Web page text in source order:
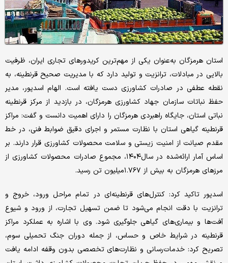
استان هرمزگان به‌عنوان یکی از مهم‌ترین کریدورهای تجاری ایران، ظرفیت
بالایی در مبادلات، ترانزیت و تولید دارد که با مدیریت صحیح قرنطینه، به
نقطه عطفی در صادرات کشاورزی دست یافته است. الهام اسدپور، مدیر
حفظ نباتات سازمان جهاد کشاورزی هرمزگان، در بازدید از مرکز قرنطینه
نباتی استان، جایگاه راهبردی هرمزگان را دارای اهمیت دانست و گفت: مراکز
قرنطینه گیاهی استان با نظارت مستمر و اجرای دقیق ضوابط فنی، در خط
مقدم صیانت از امنیت زیستی و سلامت محصولات کشاورزی قرار دارند. بر
اساس آمار ارائه‌شده در سال۱۴۰۴، مجموع صادرات محصولات کشاورزی از
مرزهای هرمزگان به بیش از ۱.۷۶۷‌میلیون تن رسید.
اسدپور تاکید کرد: کنترل‌های قرنطینه‌ای در تمام مراحل ورود، خروج و
ترانزیت با دقت انجام می‌شود تا ضمن تسهیل تجارت، از ورود و شیوع
آفت‌ها و بیماری‌های گیاهی جلوگیری شود. وی با اشاره به عملکرد مراکز
قرنطینه در شرایط خاص و حساس، از جمله دوران جنگ تحمیلی سوم،
تصریح کرد: خدمات‌رسانی و نظارت‌های تخصصی بدون وقفه ادامه یافت